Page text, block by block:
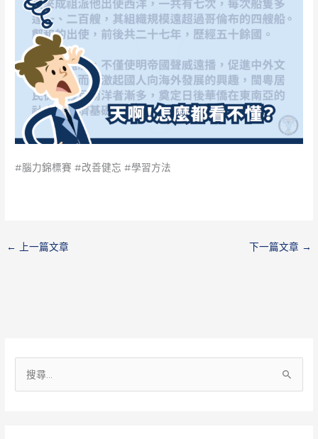
#腦力錦標賽 #改善健忘 #學習方法
← 上一篇文章 下一篇文章 →